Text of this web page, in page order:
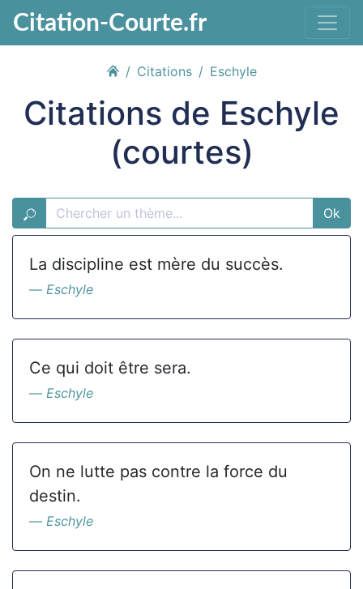
Citation-Courte.fr
Citations Eschyle
Citations de Eschyle
(courtes)
Ok
La discipline est mère du succès.
Eschyle
Ce qui doit être sera.
Eschyle
On ne lutte pas contre la force du
destin.
Eschyle